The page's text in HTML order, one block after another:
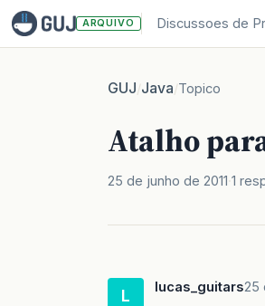
ARQUIVO Discussoes de
GUJ/Java/Topico
Atalho
25 de junho de 2011 1
L lucas_guitars25